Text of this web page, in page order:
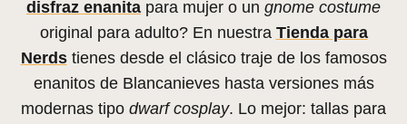
disfraz enanita para mujer o un gnome costume
original para adulto? En nuestra Tienda para
Nerdstienes desde el clásico traje de los famosos
enanitos de Blancanieves hasta versiones más
modernas tipo dwarf cosplay. Lo mejor: tallas para